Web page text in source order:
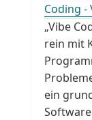
Coding
„Vibe
rein mit
ein